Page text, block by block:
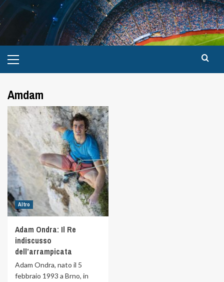
Amdam
Altro
Adam Ondra: Il Re
indiscusso
dell’arrampicata
Adam Ondra, nato il 5
febbraio 1993 a Brno, in